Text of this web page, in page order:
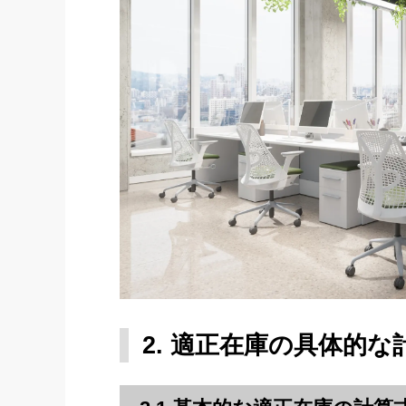
2. 適正在庫の具体的な